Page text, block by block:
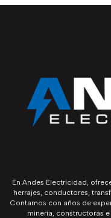
En Andes Electricidad,
herrajes, conductores,
Contamos con años de
minería, constructoras